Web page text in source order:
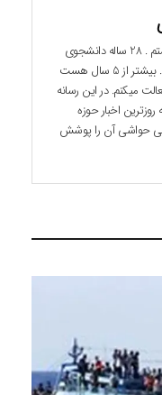
بابک جوادی هستم . 28 ساله دانشجوی
رشته خبرنگاری ... بیشتر از 5 سال هست
میکنم. در این رسانه
اخبار حوزه
حواشی آن را پوشش